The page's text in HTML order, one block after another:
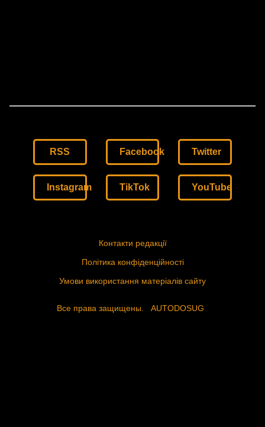
RSS Facebook Twitter
Instagram TikTok YouTube
Контакти редакції
Політика конфіденційності
Умови використання матеріалів сайту
Все права защищены. AUTODOSUG